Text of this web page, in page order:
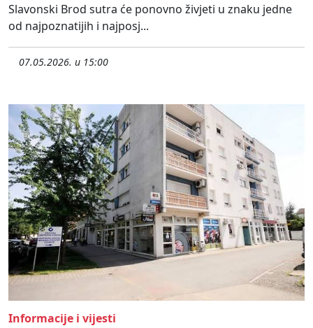
Slavonski Brod sutra će ponovno živjeti u znaku jedne
od najpoznatijih i najposj...
07.05.2026. u 15:00
Informacije i vijesti